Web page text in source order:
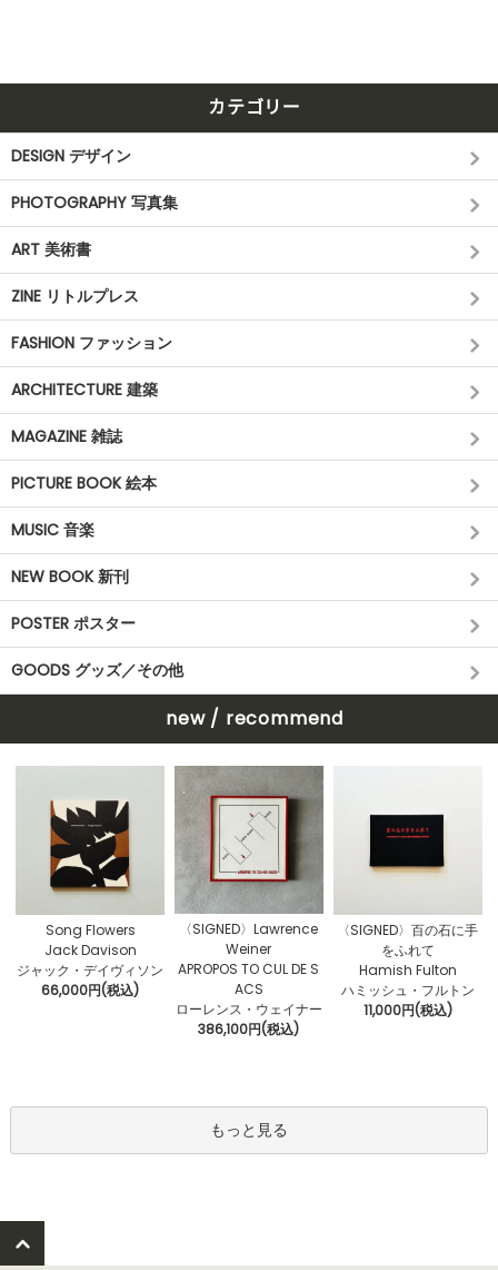
カテゴリー
DESIGN デザイン
PHOTOGRAPHY 写真集
ART 美術書
ZINE リトルプレス
FASHION ファッション
ARCHITECTURE 建築
MAGAZINE 雑誌
PICTURE BOOK 絵本
MUSIC 音楽
NEW BOOK 新刊
POSTER ポスター
GOODS グッズ／その他
new / recommend
Song Flowers
Jack Davison
ジャック・デイヴィソン
66,000円(税込)
〈SIGNED〉Lawrence
Weiner
APROPOS TO CUL DE S
ACS
ローレンス・ウェイナー
386,100円(税込)
〈SIGNED〉百の石に手
をふれて
Hamish Fulton
ハミッシュ・フルトン
11,000円(税込)
もっと見る